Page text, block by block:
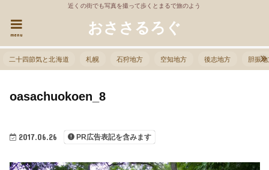
近くの街でも写真を撮って歩くとまるで旅のよう
おささるろぐ
menu
二十四節気と北海道 札幌 石狩地方 空知地方 後志地方 胆振
2017.06.26 PR広告表記を含みます
oasachuokoen_8